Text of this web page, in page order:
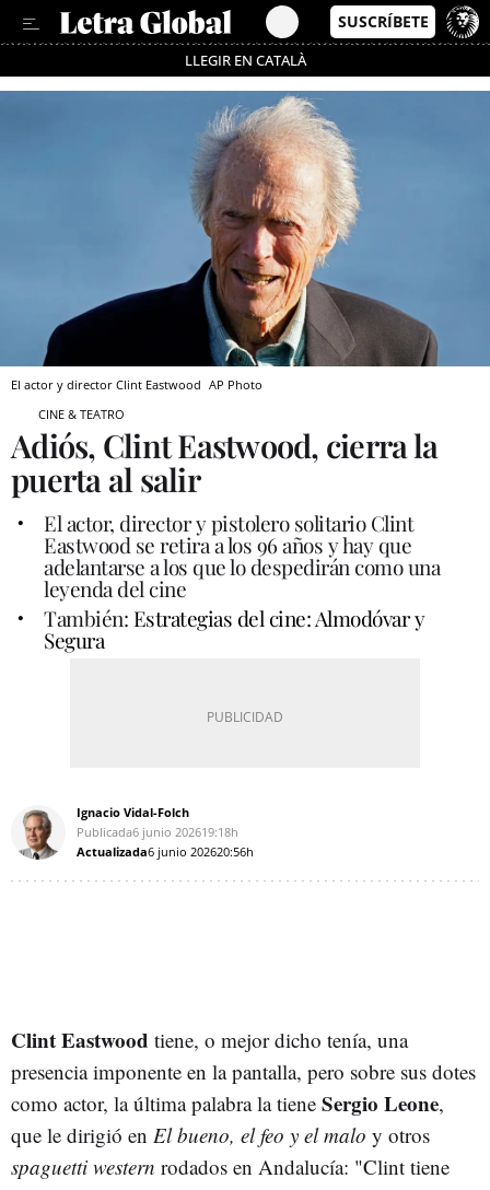
LLEGIR EN CATALÀ
Pásate al MODO AHORRO
El actor y director Clint Eastwood AP Photo
CINE & TEATRO
Adiós, Clint Eastwood, cierra la
puerta al salir
El actor, director y pistolero solitario Clint
Eastwood se retira a los 96 años y hay que
adelantarse a los que lo despedirán como una
leyenda del cine
También: Estrategias del cine: Almodóvar y
Segura
Ignacio Vidal-Folch
Publicada6 junio 202619:18h
Actualizada6 junio 202620:56h
Clint Eastwood tiene, o mejor dicho tenía, una
presencia imponente en la pantalla, pero sobre sus dotes
como actor, la última palabra la tiene Sergio Leone,
que le dirigió en El bueno, el feo y el malo y otros
spaguetti western rodados en Andalucía: "Clint tiene